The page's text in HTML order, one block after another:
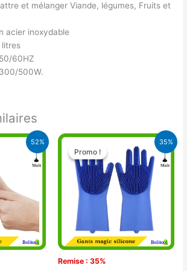
et mélanger Viande, légumes, Fruits et
acier inoxydable
litres
60HZ
500W.
52%
Le
35%
Promo !
Remise : 35%
Promo !
Le
prix
initial
était :
13.000 CFA.
Le
prix
actuel
est :
8.500 CFA.